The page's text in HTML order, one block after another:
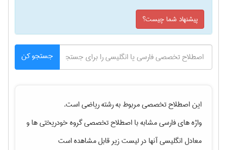
پیشنهاد شما چیست؟
جستجو کن
این اصطلاح تخصصی مربوط به رشتهرياضیاست.
واژه های فارسی مشابه با اصطلاح تخصصیگروه خودریختی هاو
معادل انگلیسی آنها در لیست زیر قابل مشاهده است